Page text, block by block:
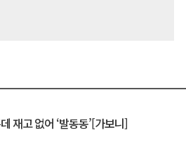
재고 없어 ‘발동동’[가보니]